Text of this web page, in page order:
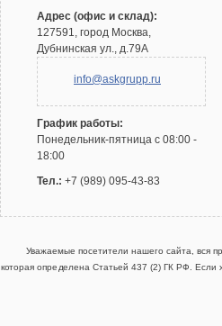
Адрес (офис и склад):
127591, город Москва,
Дубнинская ул., д.79А
info@askgrupp.ru
График работы:
Понедельник-пятница с 08:00 -
18:00
Тел.: +7 (989) 095-43-83
Уважаемые посетители нашего сайта, вся
которая определена Статьей 437 (2) ГК РФ.